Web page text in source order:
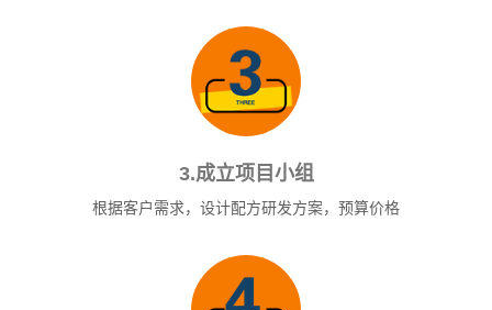
3.成立项目小组
根据客户需求，设计配方研发方案，预算价格